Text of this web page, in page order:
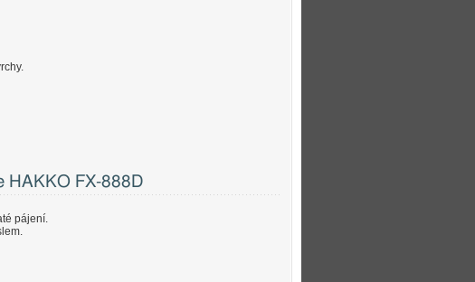
HAKKO FX-888D
pájení.